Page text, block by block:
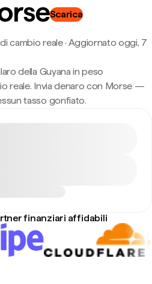
Scarica
di cambio reale· Aggiornato oggi, 7
della Guyana in peso
reale. Invia denaro con Morse —
tasso gonfiato.
finanziari affidabili